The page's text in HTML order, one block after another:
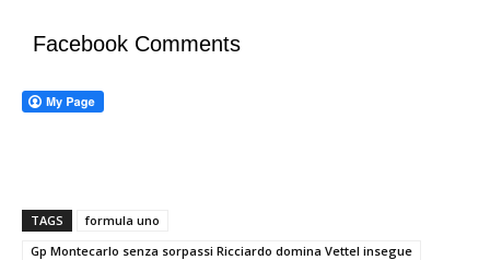
Facebook Comments
TAGS
formula uno
Gp Montecarlo senza sorpassi Ricciardo domina Vettel insegue